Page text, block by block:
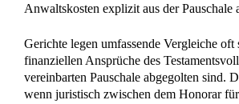
Anwaltskosten explizit aus der Pauschale
Gerichte legen umfassende Vergleiche oft
finanziellen Ansprüche des
vereinbarten Pauschale abgegolten sind.
wenn juristisch zwischen dem Honorar